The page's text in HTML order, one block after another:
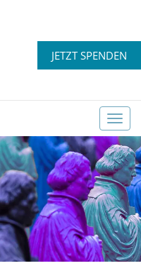
JETZT SPENDEN
T
o
g
g
l
e
n
a
v